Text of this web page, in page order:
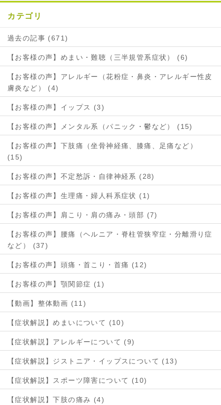
カテゴリ
過去の記事 (671)
【お客様の声】めまい・難聴（三半規管系症状） (6)
【お客様の声】アレルギー（花粉症・鼻炎・アレルギー性皮
膚炎など） (4)
【お客様の声】イップス (3)
【お客様の声】メンタル系（パニック・鬱など） (15)
【お客様の声】下肢痛（坐骨神経痛、膝痛、足痛など）
(15)
【お客様の声】不定愁訴・自律神経系 (28)
【お客様の声】生理痛・婦人科系症状 (1)
【お客様の声】肩こり・肩の痛み・頭部 (7)
【お客様の声】腰痛（ヘルニア・脊柱管狭窄症・分離滑り症
など） (37)
【お客様の声】頭痛・首こり・首痛 (12)
【お客様の声】顎関節症 (1)
【動画】整体動画 (11)
【症状解説】めまいについて (10)
【症状解説】アレルギーについて (9)
【症状解説】ジストニア・イップスについて (13)
【症状解説】スポーツ障害について (10)
【症状解説】下肢の痛み (4)